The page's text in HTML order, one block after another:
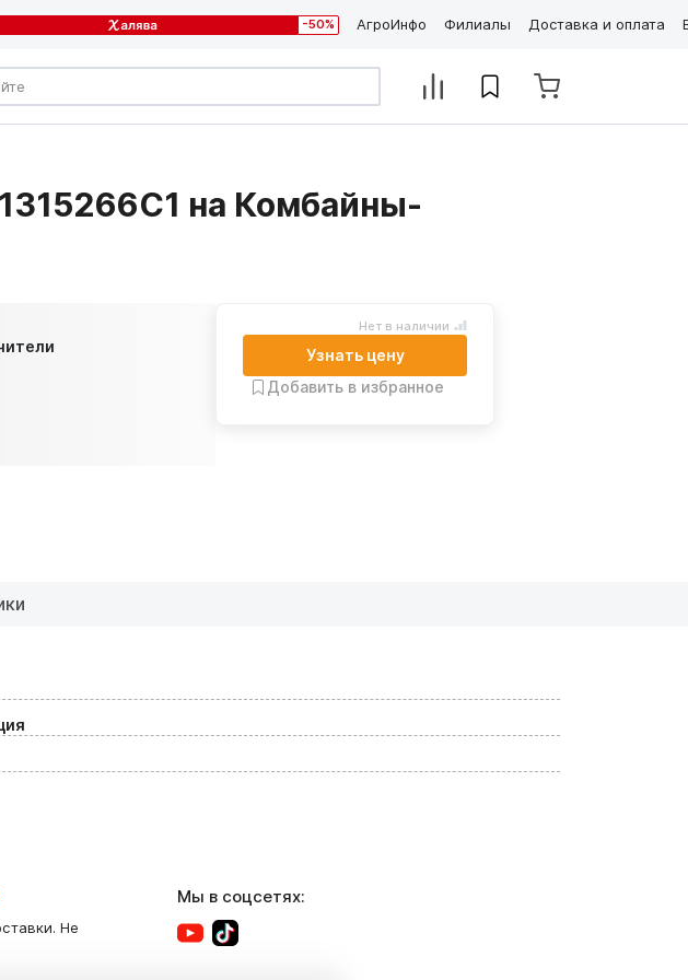
-50% АгроИнфо Филиалы Доставка и оплата
на Комбайны-
Нет в наличии
Узнать цену
Добавить в избранное
Не
Мы в соцсетях: